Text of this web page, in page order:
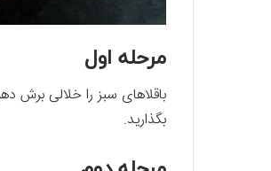
مرحله اول
بگذارید.